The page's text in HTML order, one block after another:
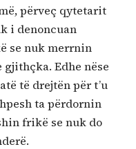
përveç qytetarit
i denoncuan
se nuk merrnin
Edhe nëse
të drejtën për t’u
ta përdornin
frikë se nuk do